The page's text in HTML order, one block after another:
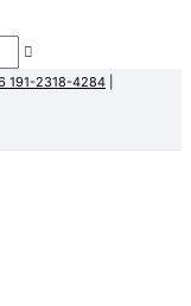
191-2318-4284